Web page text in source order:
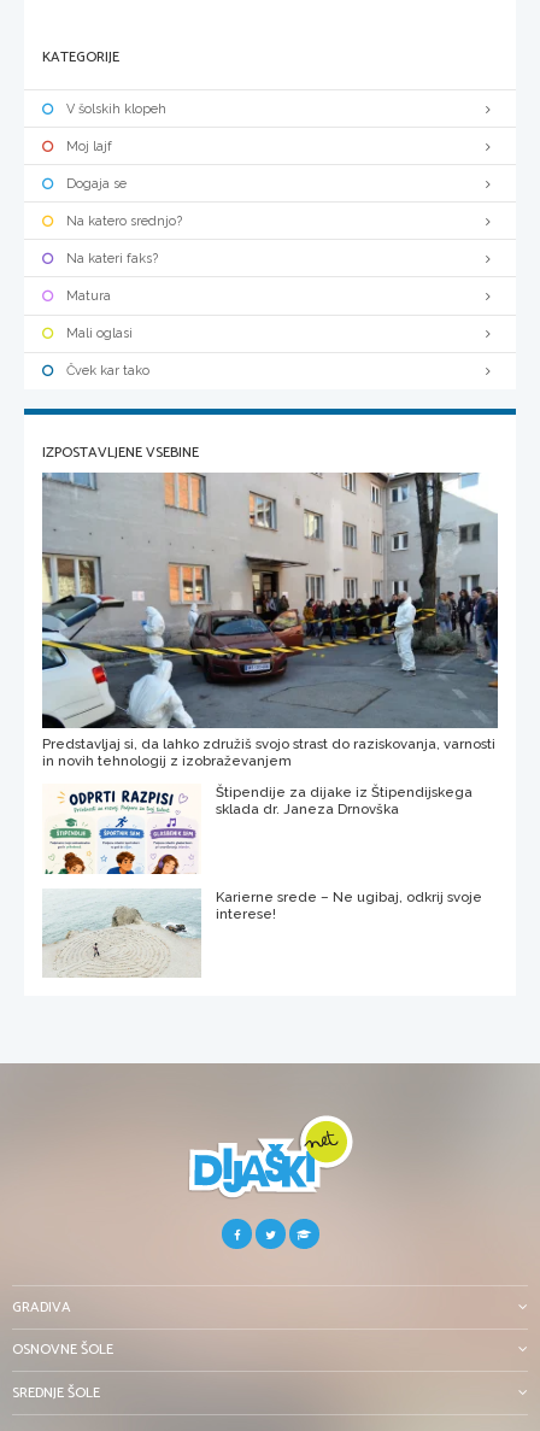
KATEGORIJE
V šolskih klopeh
Moj lajf
Dogaja se
Na katero srednjo?
Na kateri faks?
Matura
Mali oglasi
Čvek kar tako
IZPOSTAVLJENE VSEBINE
Predstavljaj si, da lahko združiš svojo strast do raziskovanja, varnosti
in novih tehnologij z izobraževanjem
Štipendije za dijake iz Štipendijskega
sklada dr. Janeza Drnovška
Karierne srede – Ne ugibaj, odkrij svoje
interese!
GRADIVA
OSNOVNE ŠOLE
SREDNJE ŠOLE